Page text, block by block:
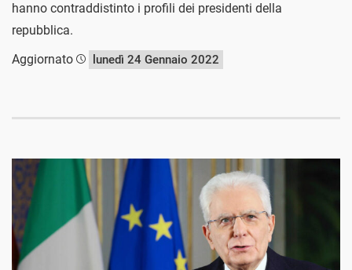
hanno contraddistinto i profili dei presidenti della
repubblica.
Aggiornato
lunedì 24 Gennaio 2022